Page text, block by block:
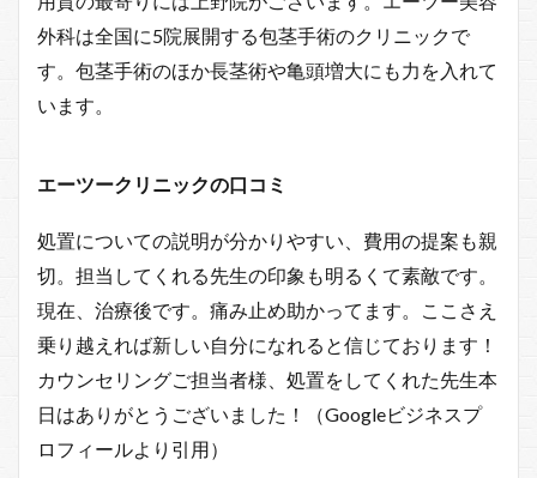
外科は全国に5院展開する包茎手術のクリニックで
す。包茎手術のほか長茎術や亀頭増大にも力を入れて
います。
エーツークリニックの口コミ
処置についての説明が分かりやすい、費用の提案も親
切。担当してくれる先生の印象も明るくて素敵です。
現在、治療後です。痛み止め助かってます。ここさえ
乗り越えれば新しい自分になれると信じております！
カウンセリングご担当者様、処置をしてくれた先生本
日はありがとうございました！（Googleビジネスプ
ロフィールより引用）